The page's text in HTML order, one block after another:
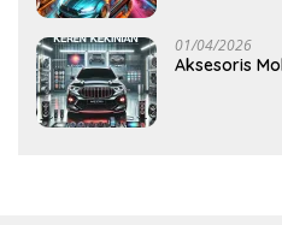
01/04/2026
Aksesoris